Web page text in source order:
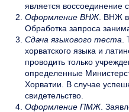
является воссоединение
Оформление ВНЖ. ВНЖ
Обработка запроса
Сдача языкового теста
хорватского языка и
проводить только
определенные
Хорватии. В случае
свидетельство.
Оформление ПМЖ.